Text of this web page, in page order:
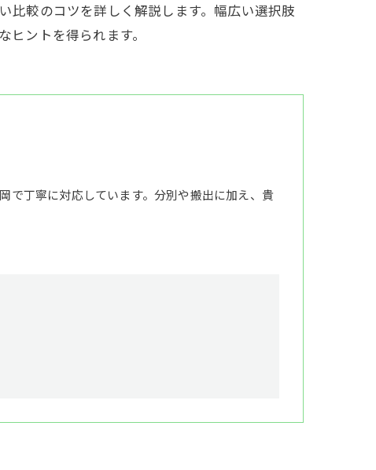
比較のコツを詳しく解説します。幅広い選択肢
ントを得られます。
で丁寧に対応しています。分別や搬出に加え、貴